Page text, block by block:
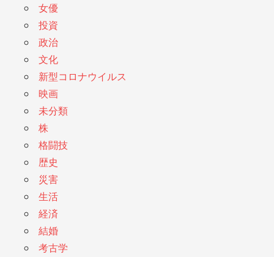
女優
投資
政治
文化
新型コロナウイルス
映画
未分類
株
格闘技
歴史
災害
生活
経済
結婚
考古学